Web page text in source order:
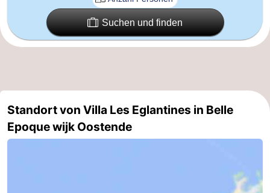
Küste
-
Natur
Zwin
Heist
Zeebrugge
-
Blankenberge
-
Suchen und finden
Standort von Villa Les Eglantines in Belle
Epoque wijk Oostende